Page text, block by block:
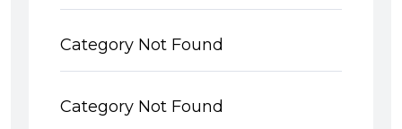
Category Not Found
Category Not Found